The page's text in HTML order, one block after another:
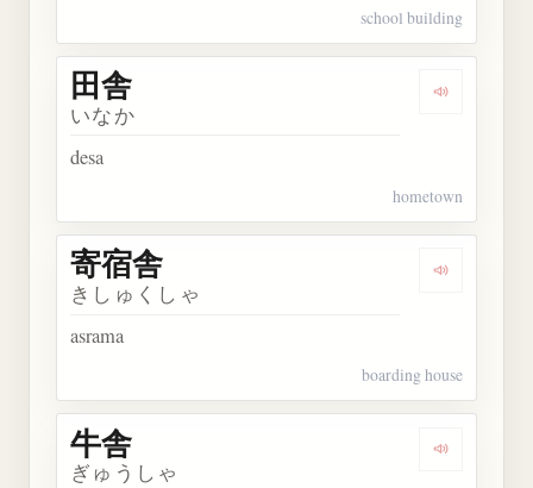
school building
Dengarkan
田舎
いなか
desa
hometown
Dengarkan
寄宿舎
きしゅくしゃ
asrama
boarding house
Dengarkan
牛舎
ぎゅうしゃ